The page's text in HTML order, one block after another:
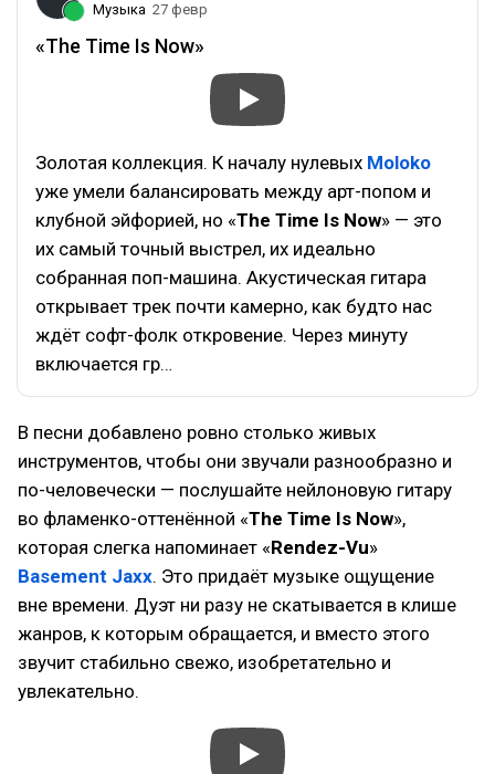
Музыка 27 февр
«The Time Is Now»
Золотая коллекция. К началу нулевых Moloko
уже умели балансировать между арт-попом и
клубной эйфорией, но «The Time Is Now» — это
их самый точный выстрел, их идеально
собранная поп-машина. Акустическая гитара
открывает трек почти камерно, как будто нас
ждёт софт-фолк откровение. Через минуту
включается гр…
В песни добавлено ровно столько живых
инструментов, чтобы они звучали разнообразно и
по-человечески — послушайте нейлоновую гитару
во фламенко-оттенённой «The Time Is Now»,
которая слегка напоминает «Rendez-Vu»
Basement Jaxx. Это придаёт музыке ощущение
вне времени. Дуэт ни разу не скатывается в клише
жанров, к которым обращается, и вместо этого
звучит стабильно свежо, изобретательно и
увлекательно.